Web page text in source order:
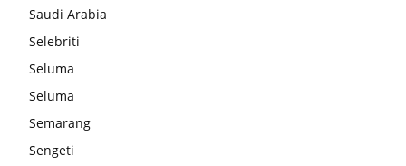
Saudi Arabia
Selebriti
Seluma
Seluma
Semarang
Sengeti